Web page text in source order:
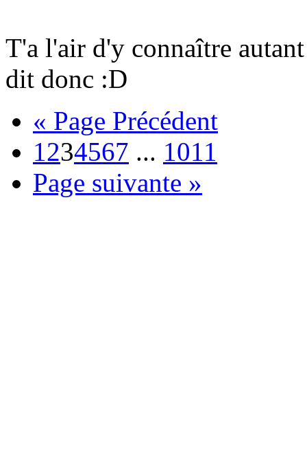
T'a l'air d'y connaître
dit donc :D
« Page Précédent
1234567 ... 1011
Page suivante »